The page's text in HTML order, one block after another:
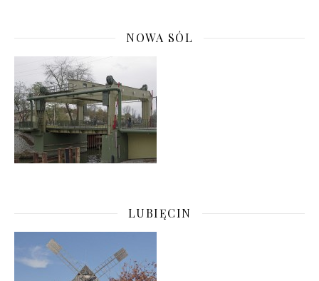
NOWA SÓL
LUBIĘCIN